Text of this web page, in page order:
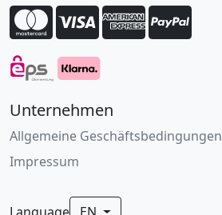
Unternehmen
Allgemeine Geschäftsbedingungen
Impressum